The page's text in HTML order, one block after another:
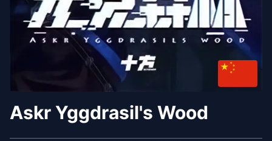
Askr Yggdrasil's Wood